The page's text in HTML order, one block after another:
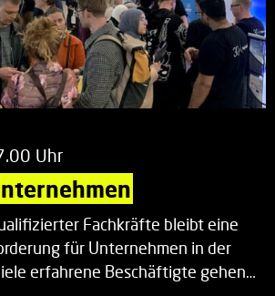
Uhr
Fachkräfte bleibt eine
für Unternehmen in der
erfahrene Beschäftigte gehen…